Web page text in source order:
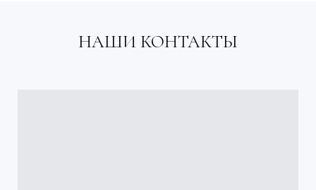
НАШИ КОНТАКТЫ